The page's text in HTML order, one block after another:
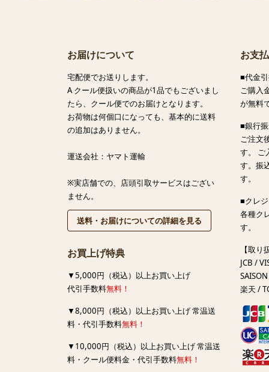
お届けについて
宅配便でお送りします。
A クール便扱いの商品が1品でもございまし
たら、クール便でのお届けとなります。
お荷物は何個口になっても、基本的に送料
の追加はありません。
運送会社：ヤマト運輸
※実店舗での、店頭引取サービスはござい
ません。
送料・お届けについての詳細を見る
お買上げ特典
▼5,000円（税込）以上お買い上げ
代引手数料無料！
▼8,000円（税込）以上お買い上げ 常温送
料・代引手数料無料！
▼10,000円（税込）以上お買い上げ 常温送
料・クール便料金・代引手数料無料！
お支
■代金
ご購入
が無料
■銀行
ご注文
す。 ご
す。振
す。
■クレ
各種ク
す。
【取り
JCB /
楽天 /